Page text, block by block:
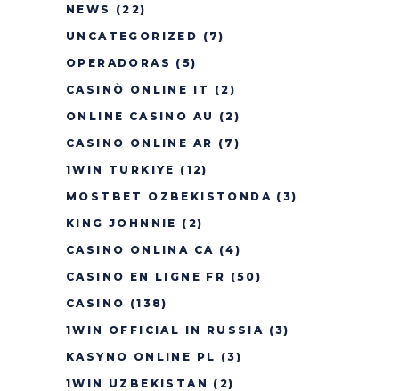
NEWS
(22)
UNCATEGORIZED (7)
OPERADORAS (5)
CASINÒ ONLINE IT
(2)
ONLINE CASINO AU
(2)
CASINO ONLINE AR (7)
1WIN TURKIYE (12)
MOSTBET OZBEKISTONDA (3)
KING JOHNNIE (2)
CASINO ONLINA CA (4)
CASINO EN LIGNE FR (50)
CASINO (138)
1WIN OFFICIAL IN RUSSIA (3)
KASYNO ONLINE PL (3)
1WIN UZBEKISTAN (2)